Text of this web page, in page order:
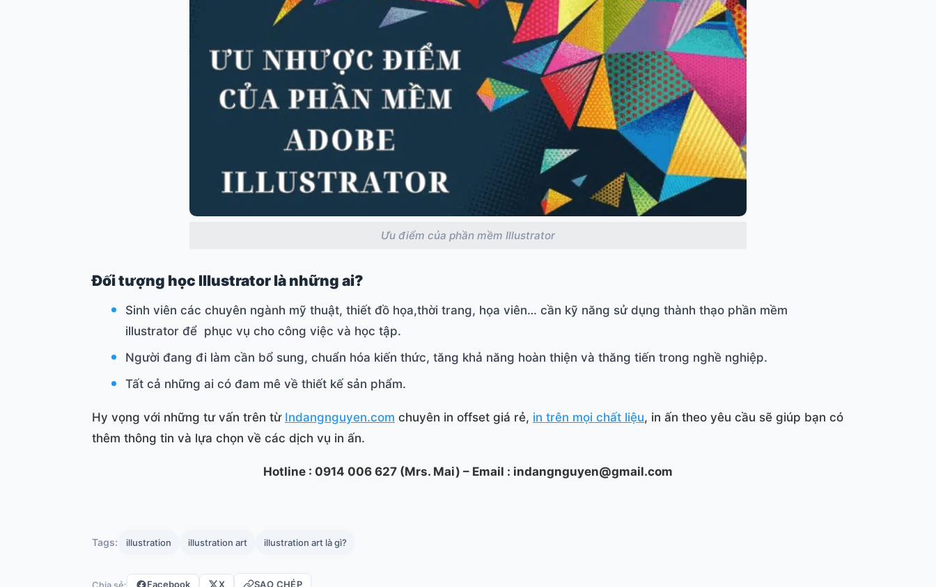
Ưu điểm của phần mềm Illustrator
Đối tượng học Illustrator là những ai?
Sinh viên các chuyên ngành mỹ thuật, thiết đồ họa,thời trang, họa viên… cần kỹ năng sử dụng thành thạo phần mềm
illustrator để phục vụ cho công việc và học tập.
Người đang đi làm cần bổ sung, chuẩn hóa kiến thức, tăng khả năng hoàn thiện và thăng tiến trong nghề nghiệp.
Tất cả những ai có đam mê về thiết kế sản phẩm.
Hy vọng với những tư vấn trên từ Indangnguyen.com chuyên in offset giá rẻ, in trên mọi chất liệu, in ấn theo yêu cầu sẽ giúp bạn có
thêm thông tin và lựa chọn về các dịch vụ in ấn.
Hotline : 0914 006 627 (Mrs. Mai) – Email : indangnguyen@gmail.com
Tags: illustration illustration art illustration art là gì?
Chia sẻ: Facebook X SAO CHÉP